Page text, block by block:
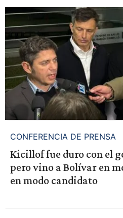
CONFERENCIA DE PRENSA
Kicillof fue duro con el
pero vino a Bolívar en
en modo candidato